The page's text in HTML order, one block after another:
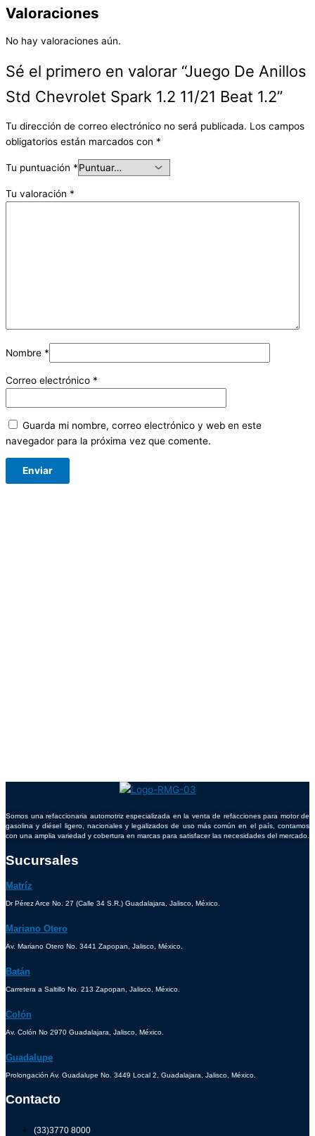
Valoraciones
No hay valoraciones aún.
Sé el primero en valorar “Juego De Anillos
Std Chevrolet Spark 1.2 11/21 Beat 1.2”
Tu dirección de correo electrónico no será publicada. Los campos
obligatorios están marcados con *
Tu puntuación *
Tu valoración *
Nombre *
Correo electrónico *
Guarda mi nombre, correo electrónico y web en este
navegador para la próxima vez que comente.
Somos una refaccionaria automotriz especializada en la venta de refacciones para motor de
gasolina y diésel ligero, nacionales y legalizados de uso más común en el país, contamos
con una amplia variedad y cobertura en marcas para satisfacer las necesidades del mercado.
Sucursales
Matríz
Dr Pérez Arce No. 27 (Calle 34 S.R.) Guadalajara, Jalisco, México.
Mariano Otero
Av. Mariano Otero No. 3441 Zapopan, Jalisco, México.
Batán
Carretera a Saltillo No. 213 Zapopan, Jalisco, México.
Colón
Av. Colón No 2970 Guadalajara, Jalisco, México.
Guadalupe
Prolongación Av. Guadalupe No. 3449 Local 2, Guadalajara, Jalisco, México.
Contacto
(33)3770 8000